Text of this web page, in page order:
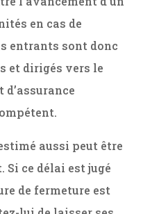
en cas de
entrants sont donc
et dirigés vers le
d’assurance
aussi peut être
Si ce délai est jugé
de fermeture est